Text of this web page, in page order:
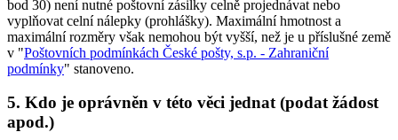
bod 30) není nutné poštovní zásilky celně projednávat nebo
vyplňovat celní nálepky (prohlášky). Maximální hmotnost a
maximální rozměry však nemohou být vyšší, než je u příslušné země
v "Poštovních podmínkách České pošty, s.p. - Zahraniční
podmínky" stanoveno.
5. Kdo je oprávněn v této věci jednat (podat žádost
apod.)